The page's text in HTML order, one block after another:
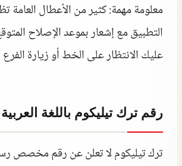
معلومة مهمة: كثير من الأعطال العامة
التطبيق مع إشعار بموعد الإصلاح
عليك الانتظار على الخط أو زيارة
رقم ترك تيليكوم باللغة العربية
ترك تيليكوم لا تعلن عن رقم مخصص